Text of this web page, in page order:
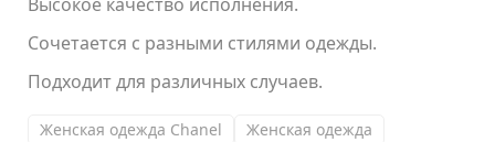
Сочетается с разными стилями одежды.
Подходит для различных случаев.
Женская одежда Chanel
Женская одежда